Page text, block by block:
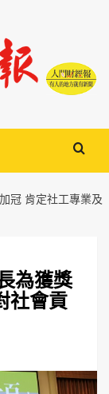
冠 肯定社工專業及
為獲獎
社會貢